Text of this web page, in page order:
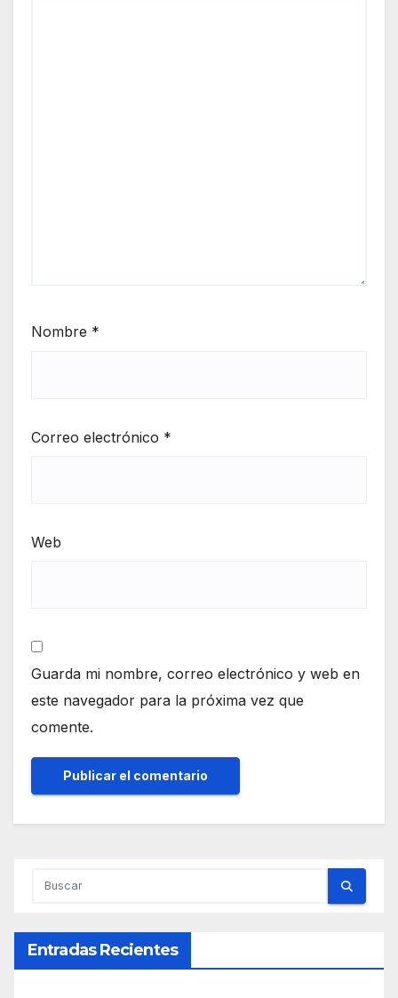
Nombre *
Correo electrónico *
Web
Guarda mi nombre, correo electrónico y web en
este navegador para la próxima vez que
comente.
Entradas Recientes